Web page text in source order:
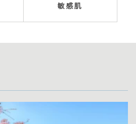
敏感肌